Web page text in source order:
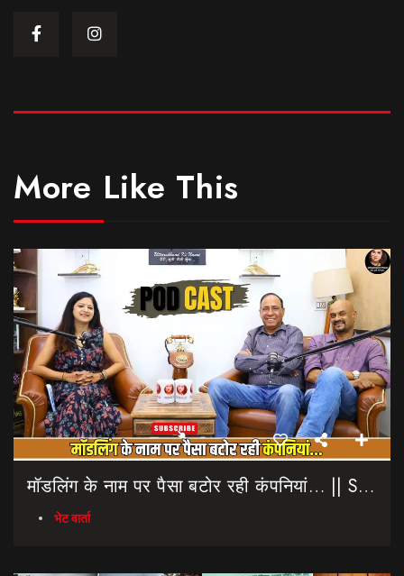
More Like This
मॉडलिंग के नाम पर पैसा बटोर रही कंपनियां… || Sinmit Communications || Miss Uttarakhand 2026
भेट वार्ता